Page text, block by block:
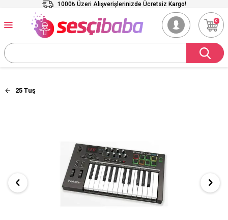
1000₺ Üzeri Alışverişlerinizde Ücretsiz Kargo!
0
25 Tuş